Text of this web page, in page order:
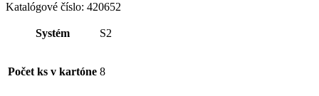
Mini
luxusné
tekuté
mydlo
Katalógové číslo: 420652
Systém S2
Počet ks v kartóne 8